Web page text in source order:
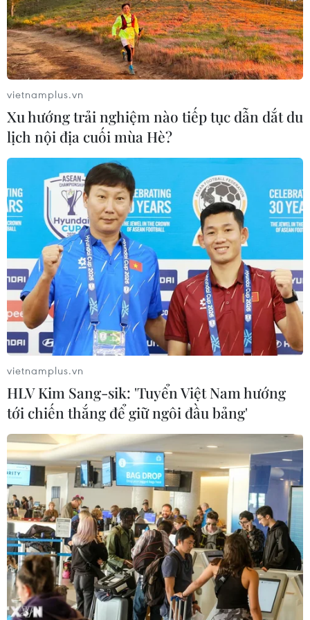
06/08/2026 08:25
HLV Kim Sang-sik: 'Tuyển Việt Nam
hướng tới chiến thắng để giữ ngôi
đầu bảng'
06/08/2026 07:25
Chủ tịch Liên đoàn Bóng đá thế giới
chịu sức ép chưa từng có
06/08/2026 04:12
Futsal Việt Nam bất bại sau trận hòa
khó tin trước chủ nhà Thái Lan
06/08/2026 02:38
Khai mạc Vòng loại môn Bóng rổ Đại
hội Thể thao sinh viên toàn quốc
năm 2026
05/08/2026 11:57
Toàn cảnh ASEAN Cup: Thái
Lan "thắng như chẻ tre", thách thức
tuyển Việt Nam
05/08/2026 07:15
Nhận định Philippines vs
Thái Lan: Madam Pang treo thưởng
tiền tỷ, "Voi chiến" quyết thắng
04/08/2026 09:19
vietnamplus.vn
Xu hướng trải nghiệm nào tiếp tục dẫn dắt du
lịch nội địa cuối mùa Hè?
vietnamplus.vn
HLV Kim Sang-sik: 'Tuyển Việt Nam hướng
tới chiến thắng để giữ ngôi đầu bảng'